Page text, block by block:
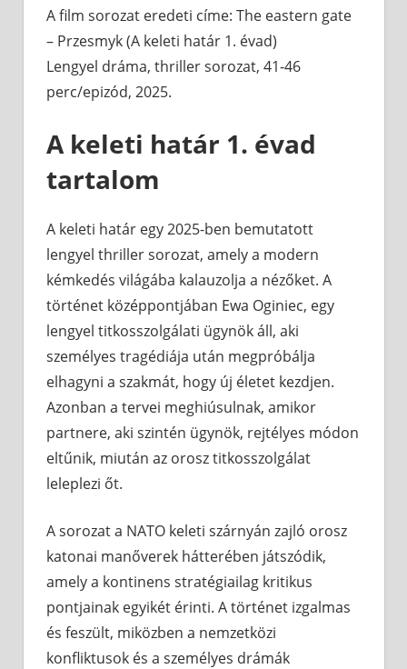
A film sorozat eredeti címe: The eastern gate
– Przesmyk (A keleti határ 1. évad)
Lengyel dráma, thriller sorozat, 41-46
perc/epizód, 2025.
A keleti határ 1. évad
tartalom
A keleti határ egy 2025-ben bemutatott
lengyel thriller sorozat, amely a modern
kémkedés világába kalauzolja a nézőket. A
történet középpontjában Ewa Oginiec, egy
lengyel titkosszolgálati ügynök áll, aki
személyes tragédiája után megpróbálja
elhagyni a szakmát, hogy új életet kezdjen.
Azonban a tervei meghiúsulnak, amikor
partnere, aki szintén ügynök, rejtélyes módon
eltűnik, miután az orosz titkosszolgálat
leleplezi őt.
A sorozat a NATO keleti szárnyán zajló orosz
katonai manőverek hátterében játszódik,
amely a kontinens stratégiailag kritikus
pontjainak egyikét érinti. A történet izgalmas
és feszült, miközben a nemzetközi
konfliktusok és a személyes drámák